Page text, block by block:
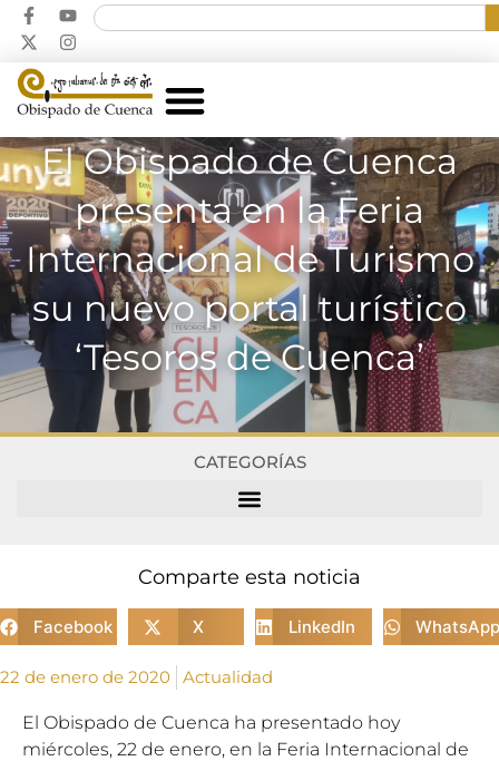
El Obispado de Cuenca
presenta en la Feria
Internacional de Turismo
su nuevo portal turístico
‘Tesoros de Cuenca’
CATEGORÍAS
Comparte esta noticia
Facebook X LinkedIn WhatsApp
22 de enero de 2020 Actualidad
El Obispado de Cuenca ha presentado hoy
miércoles, 22 de enero, en la Feria Internacional de